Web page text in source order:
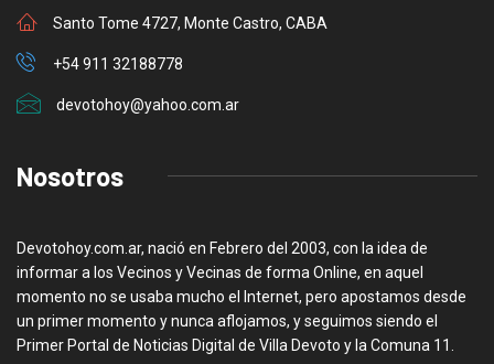
Santo Tome 4727, Monte Castro, CABA
+54 911 32188778
devotohoy@yahoo.com.ar
Nosotros
Devotohoy.com.ar, nació en Febrero del 2003, con la idea de
informar a los Vecinos y Vecinas de forma Online, en aquel
momento no se usaba mucho el Internet, pero apostamos desde
un primer momento y nunca aflojamos, y seguimos siendo el
Primer Portal de Noticias Digital de Villa Devoto y la Comuna 11.